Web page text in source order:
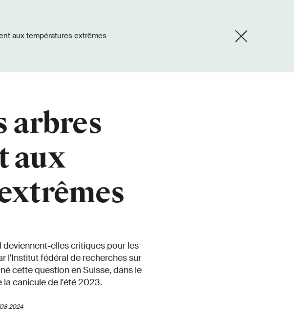
aux températures extrêmes
arbres
aux
elles critiques pour les
l'Institut fédéral de recherches sur
cette question en Suisse, dans le
la canicule de l'été 2023.